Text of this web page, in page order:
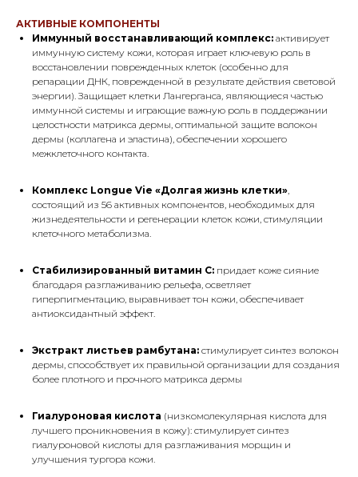
АКТИВНЫЕ КОМПОНЕНТЫ
Иммунный восстанавливающий комплекс: активирует
иммунную систему кожи, которая играет ключевую роль в
восстановлении поврежденных клеток (особенно для
репарации ДНК, поврежденной в результате действия световой
энергии). Защищает клетки Лангерганса, являющиеся частью
иммунной системы и играющие важную роль в поддержании
целостности матрикса дермы, оптимальной защите волокон
дермы (коллагена и эластина), обеспечении хорошего
межклеточного контакта.
Комплекс Longue Vie «Долгая жизнь клетки»,
состоящий из 56 активных компонентов, необходимых для
жизнедеятельности и регенерации клеток кожи, стимуляции
клеточного метаболизма.
Стабилизированный витамин С: придает коже сияние
благодаря разглаживанию рельефа, осветляет
гиперпигментацию, выравнивает тон кожи, обеспечивает
антиоксидантный эффект.
Экстракт листьев рамбутана: стимулирует синтез волокон
дермы, способствует их правильной организации для создания
более плотного и прочного матрикса дермы
Гиалуроновая кислота (низкомолекулярная кислота для
лучшего проникновения в кожу): стимулирует синтез
гиалуроновой кислоты для разглаживания морщин и
улучшения тургора кожи.